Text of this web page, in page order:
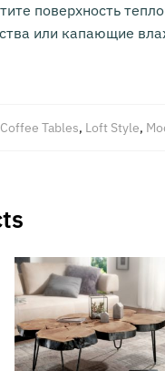
поверхность
или капающие
Coffee Tables, Loft Style,